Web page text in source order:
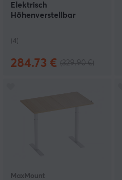
Elektrisch
Höhenverstellbar
(4)
284.73 €
MaxMount